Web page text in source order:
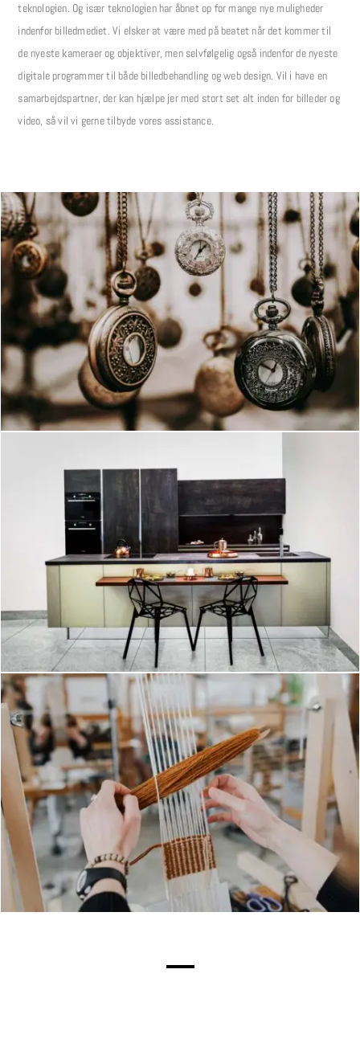
teknologien. Og især teknologien har åbnet op for mange nye muligheder
indenfor billedmediet. Vi elsker at være med på beatet når det kommer til
de nyeste kameraer og objektiver, men selvfølgelig også indenfor de nyeste
digitale programmer til både billedbehandling og web design. Vil i have en
samarbejdspartner, der kan hjælpe jer med stort set alt inden for billeder og
video, så vil vi gerne tilbyde vores assistance.